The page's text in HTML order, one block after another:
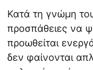
Κατά τη γνώμη
προσπάθειες να
προωθείται
δεν φαίνονται